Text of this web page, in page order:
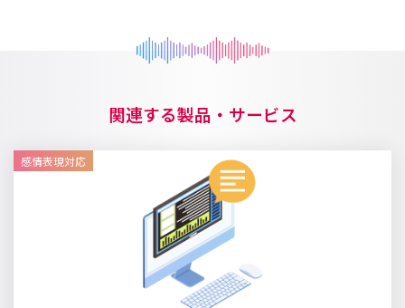
関連する製品・サービス
感情表現対応